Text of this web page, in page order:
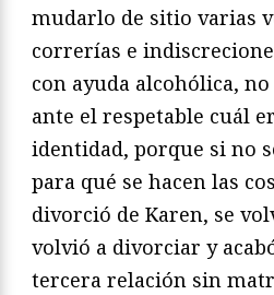
mudarlo de sitio varias
correrías e
con ayuda alcohólica,
ante el respetable cuál
identidad, porque si no
para qué se hacen las
divorció de Karen, se
volvió a divorciar y
tercera relación sin